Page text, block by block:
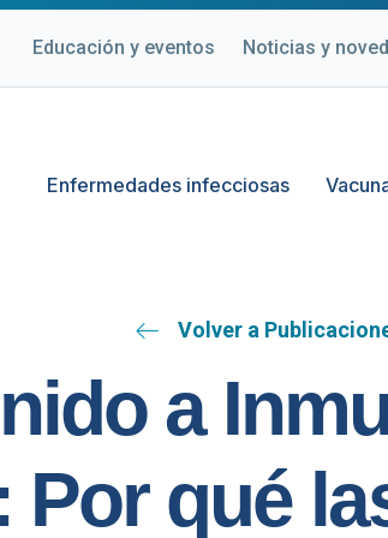
Educación y eventos Noticias y
Enfermedades infecciosas
Volver a
a
Por qué